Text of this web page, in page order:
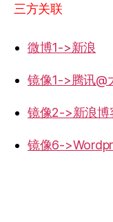
三方关联
微博1->新浪
镜像1->腾讯@
镜像2->新浪博
镜像6-